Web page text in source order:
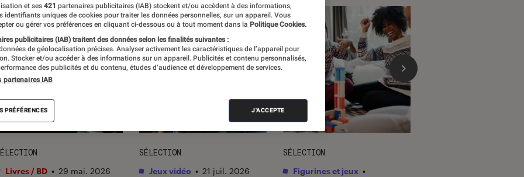
Livres / BD • 29 mai. 2026
SÉLECTION
Jeux vidéo • 21 juil. 2026
SÉLECTION
Figurines et jeux •
et ses 421 partenaires publicitaires (IAB) stockent et/ou accèdent à des informations,
identifiants uniques de cookies pour traiter les données personnelles, sur un appareil. Vous
ou gérer vos préférences en cliquant ci-dessous ou à tout moment dans la Politique Cookies.
publicitaires (IAB) traitent des données selon les finalités suivantes :
de géolocalisation précises. Analyser activement les caractéristiques de l’appareil pour
Stocker et/ou accéder à des informations sur un appareil. Publicités et contenu personnalisés,
des publicités et du contenu, études d’audience et développement de services.
partenaires IAB
PRÉFÉRENCES J'ACCEPTE